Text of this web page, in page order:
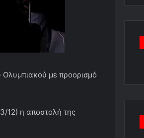
με προορισμό
12) η αποστολή της